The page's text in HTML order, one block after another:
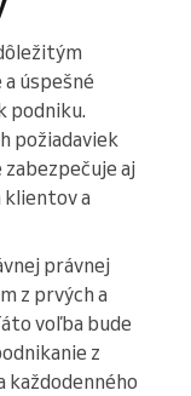
úspešné
podniku.
požiadaviek
zabezpečuje aj
klientov a
právnej
z prvých a
voľba bude
z
každodenného